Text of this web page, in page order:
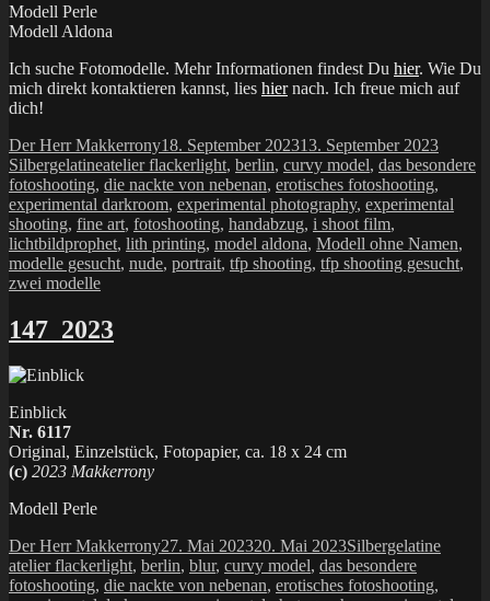
Modell Perle
Modell Aldona
Ich suche Fotomodelle. Mehr Informationen findest Du hier. Wie Du
mich direkt kontaktieren kannst, lies hiernach. Ich freue mich auf
dich!
Autor
Der Herr MakkerronyVeröffentlicht
am
18. September 202313. September 2023
SilbergelatineSchlagwörter
atelier flackerlight, berlin, curvy model, das besondere
fotoshooting, die nackte von nebenan, erotisches fotoshooting,
experimental darkroom, experimental photography, experimental
shooting, fine art, fotoshooting, handabzug, i shoot film,
lichtbildprophet, lith printing, model aldona, Modell ohne Namen,
modelle gesucht, nude, portrait, tfp shooting, tfp shooting gesucht,
zwei modelle
147_2023
Einblick
Nr. 6117
Original, Einzelstück, Fotopapier, ca. 18 x 24 cm
(c) 2023 Makkerrony
Modell Perle
Autor
Der Herr MakkerronyVeröffentlicht
am
27. Mai 202320. Mai 2023Kategorien
Silbergelatine
atelier flackerlight, berlin, blur, curvy model, das besondere
fotoshooting, die nackte von nebenan, erotisches fotoshooting,